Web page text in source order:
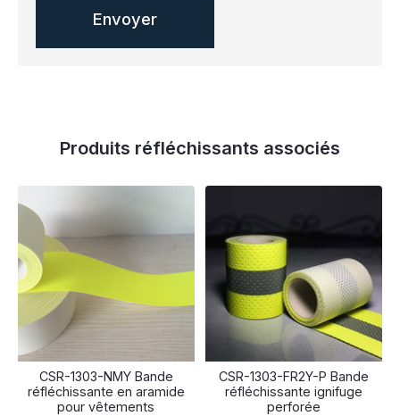
Produits réfléchissants associés
CSR-1303-NMY Bande
réfléchissante en aramide
pour vêtements
CSR-1303-FR2Y-P Bande
réfléchissante ignifuge
perforée